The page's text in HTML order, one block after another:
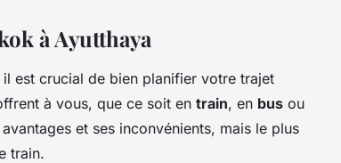
à Ayutthaya
il est crucial de bien planifier votre trajet
à vous, que ce soit en train, en bus ou
et ses inconvénients, mais le plus
train.